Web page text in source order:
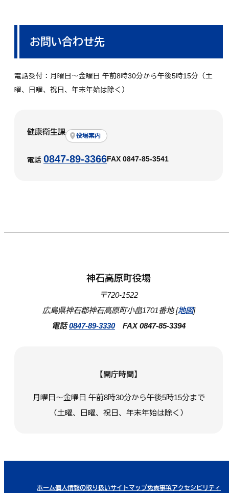
お問い合わせ先
電話受付：月曜日～金曜日 午前8時30分から午後5時15分（土
曜、日曜、祝日、年末年始は除く）
健康衛生課 役場案内
電話 0847-89-3366FAX 0847-85-3541
神石高原町役場
〒720-1522
広島県神石郡神石高原町小畠1701番地 [地図]
電話0847-89-3330FAX 0847-85-3394
【開庁時間】
月曜日～金曜日 午前8時30分から午後5時15分まで
（土曜、日曜、祝日、年末年始は除く）
ホーム個人情報の取り扱いサイトマップ免責事項アクセシビリティ